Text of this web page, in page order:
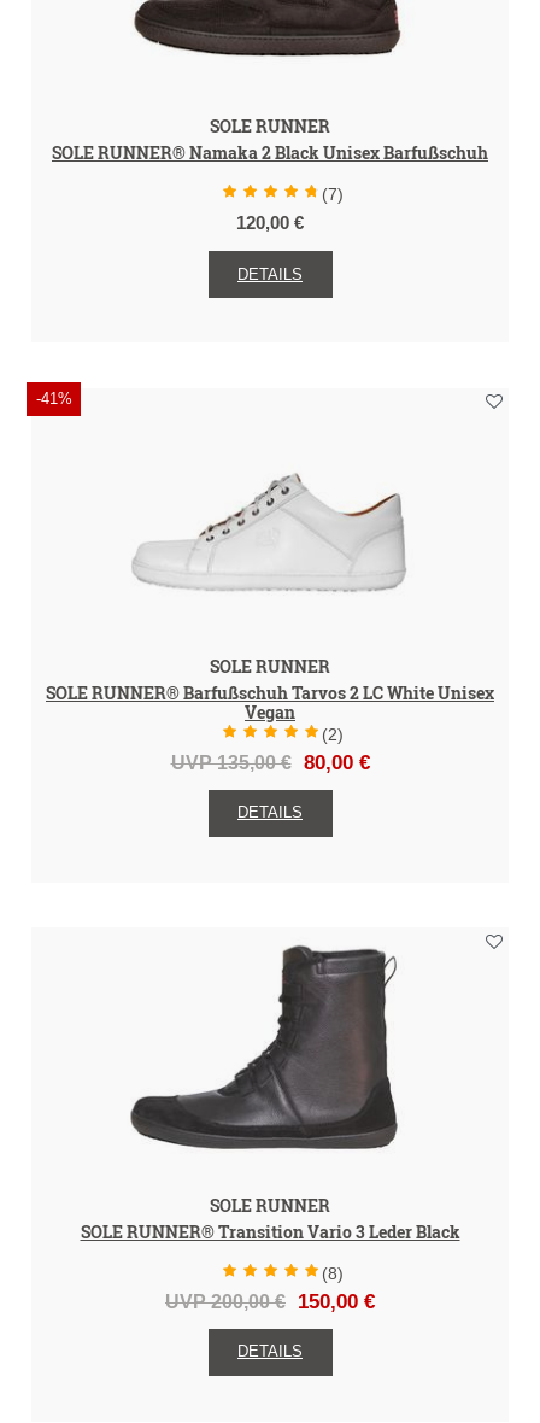
SOLE RUNNER
SOLE RUNNER® Namaka 2 Black Unisex Barfußschuh
(7)
120,00 €
DETAILS
-41%
SOLE RUNNER
SOLE RUNNER® Barfußschuh Tarvos 2 LC White Unisex
Vegan
(2)
UVP 135,00 € 80,00 €
DETAILS
SOLE RUNNER
SOLE RUNNER® Transition Vario 3 Leder Black
(8)
UVP 200,00 € 150,00 €
DETAILS